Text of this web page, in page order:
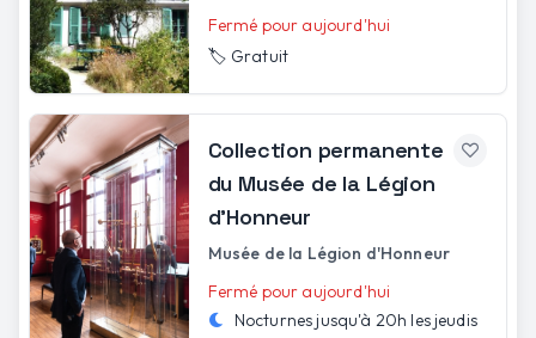
Fermé pour aujourd'hui
🏷️ Gratuit
Collection permanente
du Musée de la Légion
d'Honneur
Musée de la Légion d'Honneur
Fermé pour aujourd'hui
Nocturnes jusqu'à 20h les jeudis